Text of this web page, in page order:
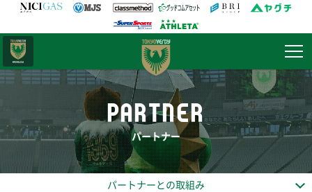
PARTNER
パートナー
パートナーとの取組み